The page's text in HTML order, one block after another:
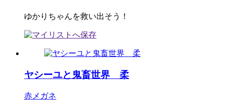
ゆかりちゃんを救い出そう！
ヤシーユと鬼畜世界 柔
赤メガネ